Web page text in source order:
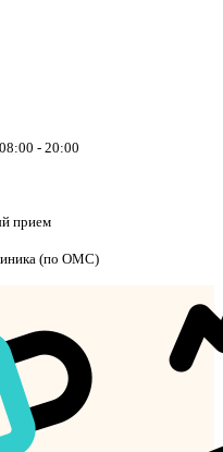
- 20:00
прием
(по ОМС)